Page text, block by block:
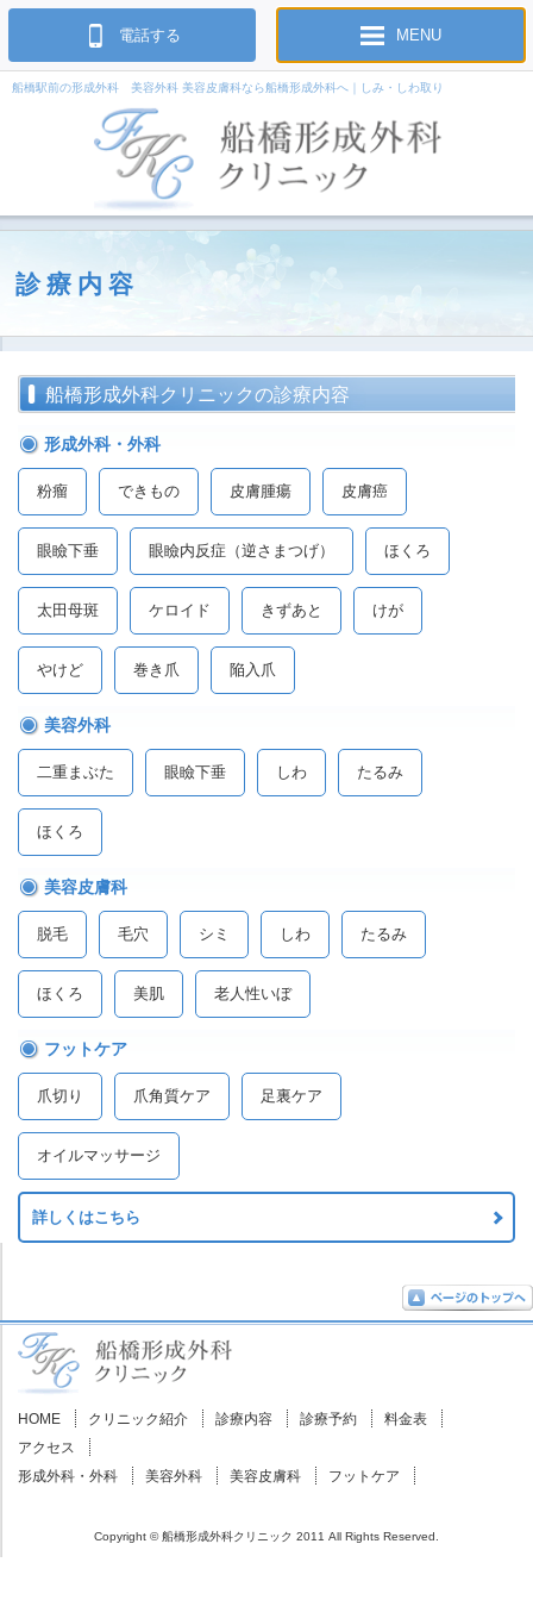
電話する MENU
船橋駅前の形成外科 美容外科 美容皮膚科なら船橋形成外科へ｜しみ・しわ取り
診療内容
船橋形成外科クリニックの診療内容
形成外科・外科
粉瘤 できもの 皮膚腫瘍 皮膚癌
眼瞼下垂 眼瞼内反症（逆さまつげ） ほくろ
太田母斑 ケロイド きずあと けが
やけど 巻き爪 陥入爪
美容外科
二重まぶた 眼瞼下垂 しわ たるみ
ほくろ
美容皮膚科
脱毛 毛穴 シミ しわ たるみ
ほくろ 美肌 老人性いぼ
フットケア
爪切り 爪角質ケア 足裏ケア
オイルマッサージ
詳しくはこちら
HOME クリニック紹介 診療内容 診療予約
料金表
アクセス
形成外科・外科
美容外科 美容皮膚科 フットケア
Copyright ©船橋形成外科クリニック 2011 All Rights Reserved.